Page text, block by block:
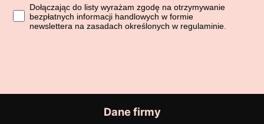
Dołączając do listy wyrażasz zgodę na otrzymywanie
Dołączając do listy wyrażam zgodę na otrzymywanie
bezpłatnych informacji handlowych w formie
newslettera na zasadach określonych w regulaminie.
Dane firmy